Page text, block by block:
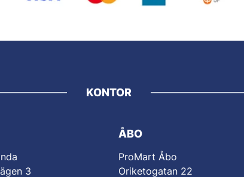
KONTOR
3
ÅBO
ProMart Åbo
Oriketogatan 22